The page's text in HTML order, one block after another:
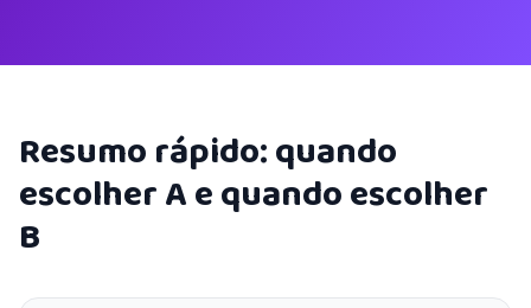
Resumo rápido: quando
escolher A e quando escolher
B